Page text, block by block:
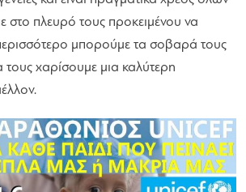
στο πλευρό τους προκειμένου να
μπορούμε τα σοβαρά τους
χαρίσουμε μια καλύτερη